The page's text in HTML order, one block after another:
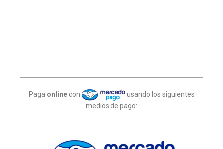
Paga online con
usando los siguientes
medios de pago: